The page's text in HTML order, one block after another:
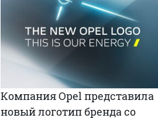
Компания Opel представила
новый логотип бренда со